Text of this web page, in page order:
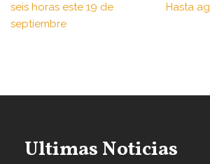
seis horas este 19 de
septiembre
Hasta
Ultimas Noticias